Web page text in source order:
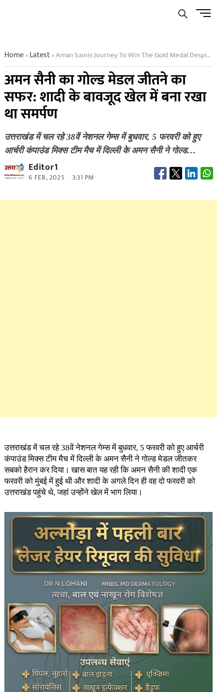
Menu
Home»Latest»Aman Sainis Journey To Win The Gold Medal Despite Marriage He Remained Dedicated To The Game
अमन सैनी का गोल्ड मेडल जीतने का
सफर: शादी के बावजूद खेल में बना रखा
था समर्पण
उत्तराखंड में चल रहे 38वें नेशनल गेम्स में बुधवार, 5 फरवरी को हुए
आर्चरी कंपाउंड मिक्स टीम मैच में दिल्ली के अमन सैनी ने गोल्ड…
Editor1
6 FEB, 2025 3:31 PM
उत्तराखंड में चल रहे 38वें नेशनल गेम्स में बुधवार, 5 फरवरी को हुए आर्चरी
कंपाउंड मिक्स टीम मैच में दिल्ली के अमन सैनी ने गोल्ड मेडल जीतकर
सबको हैरान कर दिया। खास बात यह रही कि अमन सैनी की शादी एक
फरवरी को मुंबई में हुई थी और शादी के अगले दिन ही वह दो फरवरी को
उत्तराखंड पहुंचे थे, जहां उन्होंने खेल में भाग लिया।